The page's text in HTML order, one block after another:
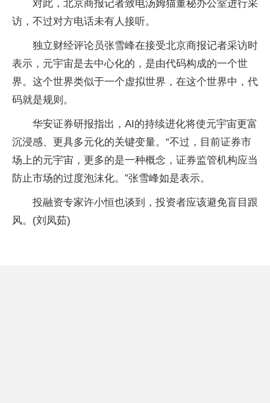
对此，北京商报记者致电汤姆猫董秘办公室进行采
访，不过对方电话未有人接听。
独立财经评论员张雪峰在接受北京商报记者采访时
表示，元宇宙是去中心化的，是由代码构成的一个世
界。这个世界类似于一个虚拟世界，在这个世界中，代
码就是规则。
华安证券研报指出，AI的持续进化将使元宇宙更富
沉浸感、更具多元化的关键变量。“不过，目前证券市
场上的元宇宙，更多的是一种概念，证券监管机构应当
防止市场的过度泡沫化。”张雪峰如是表示。
投融资专家许小恒也谈到，投资者应该避免盲目跟
风。(刘凤茹)